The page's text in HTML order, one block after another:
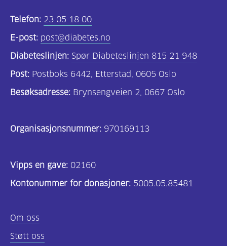
Telefon: 23 05 18 00
E-post: post@diabetes.no
Diabeteslinjen: Spør Diabeteslinjen 815 21 948
Post: Postboks 6442, Etterstad, 0605 Oslo
Besøksadresse: Brynsengveien 2, 0667 Oslo
Organisasjonsnummer: 970169113
Vipps en gave: 02160
Kontonummer for donasjoner: 5005.05.85481
Om oss
Støtt oss